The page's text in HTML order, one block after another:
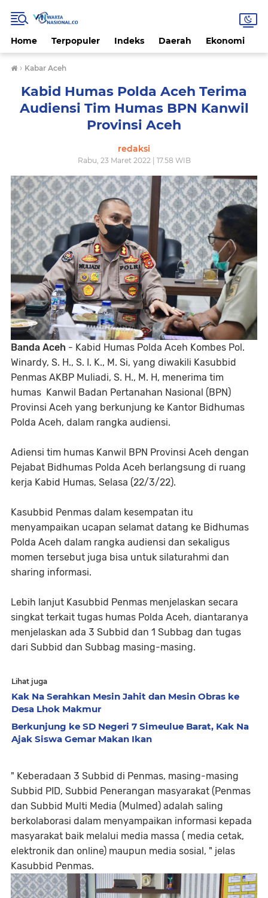
Home Terpopuler Indeks Daerah Ekonomi
› Kabar Aceh
Kabid Humas Polda Aceh Terima
Audiensi Tim Humas BPN Kanwil
Provinsi Aceh
redaksi
Rabu, 23 Maret 2022 | 17.58 WIB
Banda Aceh - Kabid Humas Polda Aceh Kombes Pol.
Winardy, S. H., S. I. K., M. Si, yang diwakili Kasubbid
Penmas AKBP Muliadi, S. H., M. H, menerima tim
humas Kanwil Badan Pertanahan Nasional (BPN)
Provinsi Aceh yang berkunjung ke Kantor Bidhumas
Polda Aceh, dalam rangka audiensi.
Adiensi tim humas Kanwil BPN Provinsi Aceh dengan
Pejabat Bidhumas Polda Aceh berlangsung di ruang
kerja Kabid Humas, Selasa (22/3/22).
Kasubbid Penmas dalam kesempatan itu
menyampaikan ucapan selamat datang ke Bidhumas
Polda Aceh dalam rangka audiensi dan sekaligus
momen tersebut juga bisa untuk silaturahmi dan
sharing informasi.
Lebih lanjut Kasubbid Penmas menjelaskan secara
singkat terkait tugas humas Polda Aceh, diantaranya
menjelaskan ada 3 Subbid dan 1 Subbag dan tugas
dari Subbid dan Subbag masing-masing.
Lihat juga
Kak Na Serahkan Mesin Jahit dan Mesin Obras ke
Desa Lhok Makmur
Berkunjung ke SD Negeri 7 Simeulue Barat, Kak Na
Ajak Siswa Gemar Makan Ikan
" Keberadaan 3 Subbid di Penmas, masing-masing
Subbid PID, Subbid Penerangan masyarakat (Penmas
dan Subbid Multi Media (Mulmed) adalah saling
berkolaborasi dalam menyampaikan informasi kepada
masyarakat baik melalui media massa ( media cetak,
elektronik dan online) maupun media sosial, " jelas
Kasubbid Penmas.